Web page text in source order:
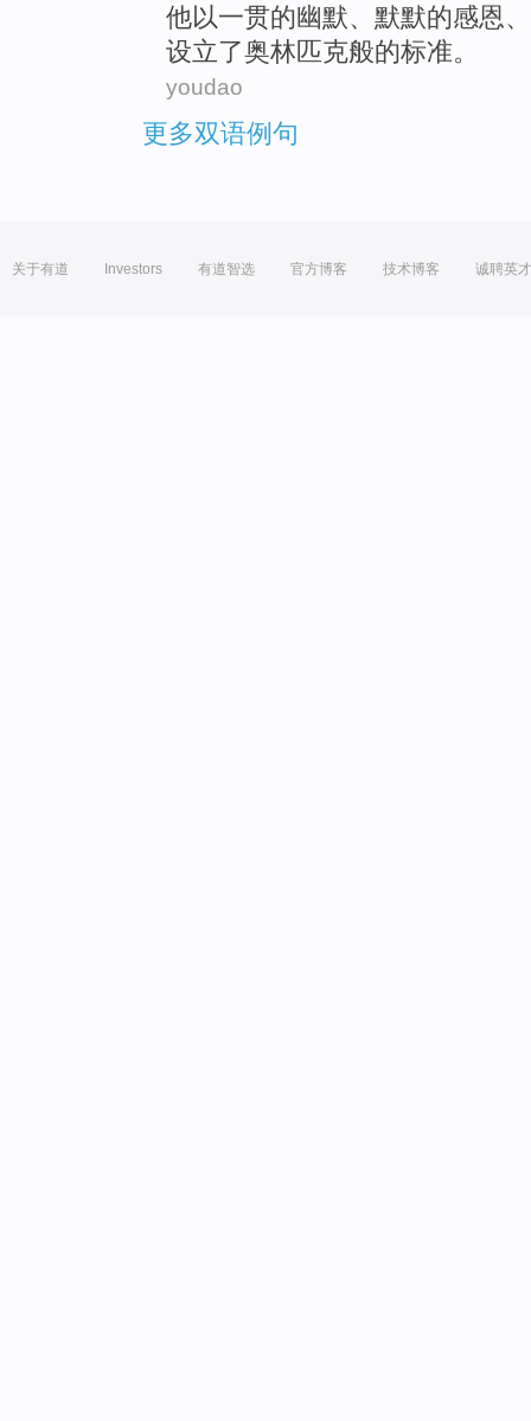
他以一贯的幽默、 默默的感恩、
设立了奥林匹克般的标准。
youdao
更多双语例句
关于有道 Investors 有道智选 官方博客 技术博客 诚聘英才